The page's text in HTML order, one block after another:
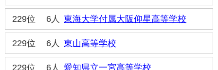
229位 6人 東海大学付属大阪仰星高等学校
229位 6人 東山高等学校
229位 6人 愛知県立一宮高等学校